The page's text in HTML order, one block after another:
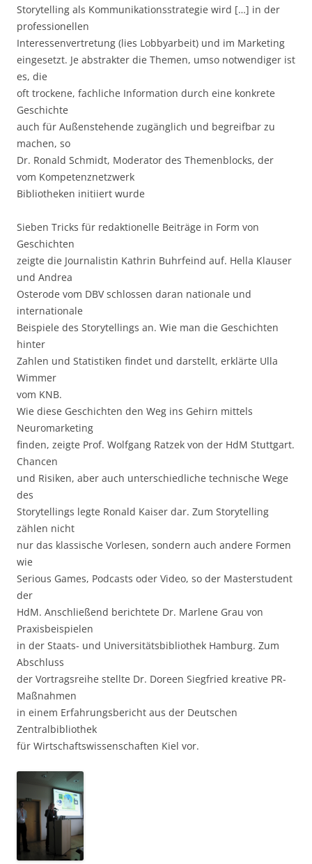
Storytelling als Kommunikationsstrategie wird […] in der
professionellen
Interessenvertretung (lies Lobbyarbeit) und im Marketing
eingesetzt. Je abstrakter die Themen, umso notwendiger ist
es, die
oft trockene, fachliche Information durch eine konkrete
Geschichte
auch für Außenstehende zugänglich und begreifbar zu
machen, so
Dr. Ronald Schmidt, Moderator des Themenblocks, der
vom Kompetenznetzwerk
Bibliotheken initiiert wurde
Sieben Tricks für redaktionelle Beiträge in Form von
Geschichten
zeigte die Journalistin Kathrin Buhrfeind auf. Hella Klauser
und Andrea
Osterode vom DBV schlossen daran nationale und
internationale
Beispiele des Storytellings an. Wie man die Geschichten
hinter
Zahlen und Statistiken findet und darstellt, erklärte Ulla
Wimmer
vom KNB.
Wie diese Geschichten den Weg ins Gehirn mittels
Neuromarketing
finden, zeigte Prof. Wolfgang Ratzek von der HdM Stuttgart.
Chancen
und Risiken, aber auch unterschiedliche technische Wege
des
Storytellings legte Ronald Kaiser dar. Zum Storytelling
zählen nicht
nur das klassische Vorlesen, sondern auch andere Formen
wie
Serious Games, Podcasts oder Video, so der Masterstudent
der
HdM. Anschließend berichtete Dr. Marlene Grau von
Praxisbeispielen
in der Staats- und Universitätsbibliothek Hamburg. Zum
Abschluss
der Vortragsreihe stellte Dr. Doreen Siegfried kreative PR-
Maßnahmen
in einem Erfahrungsbericht aus der Deutschen
Zentralbibliothek
für Wirtschaftswissenschaften Kiel vor.